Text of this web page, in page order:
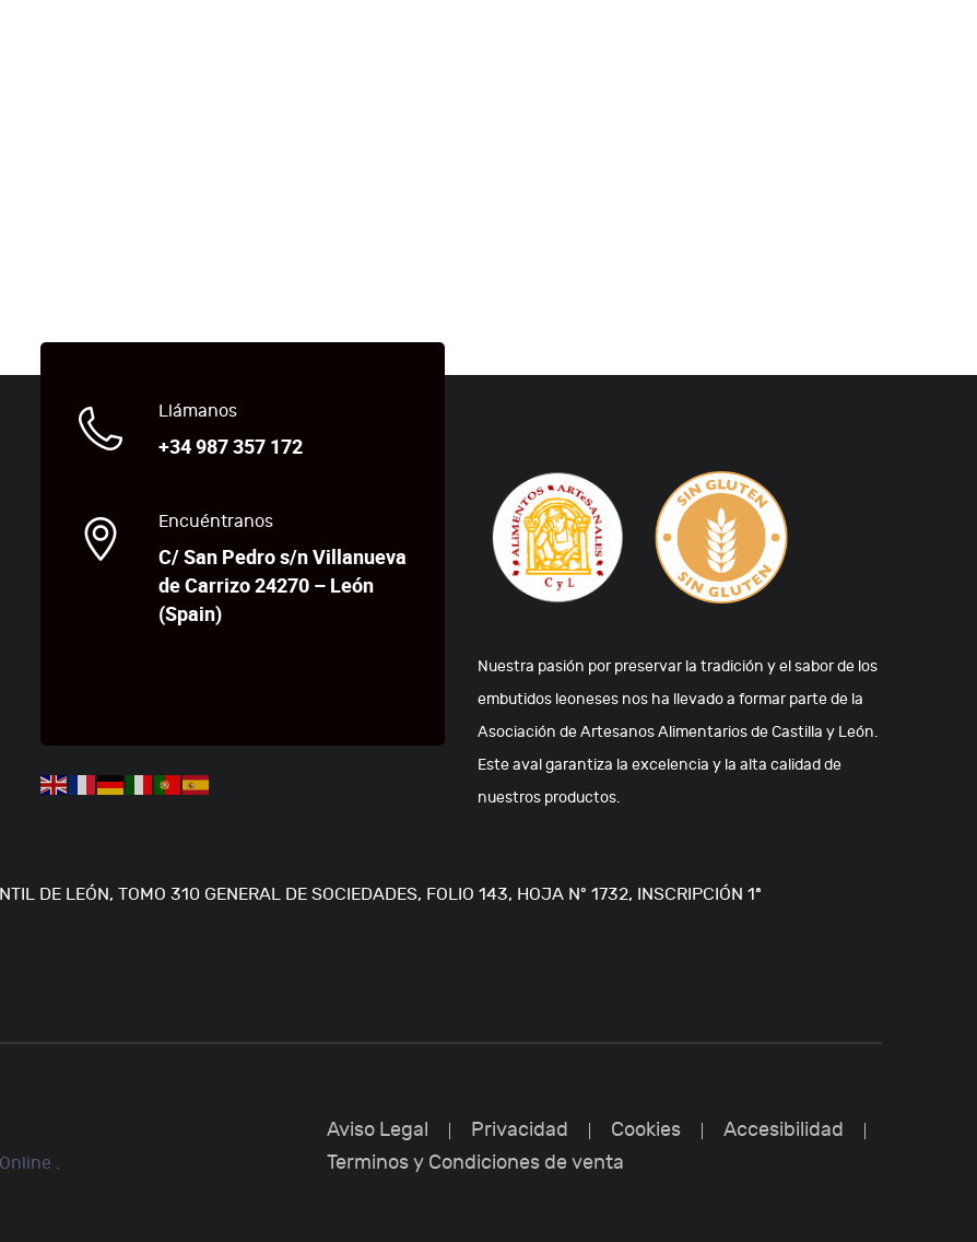
Llámanos
+34 987 357 172
Encuéntranos
C/ San Pedro s/n Villanueva
de Carrizo 24270 – León
(Spain)
Nuestra pasión por preservar la tradición y el sabor de los
embutidos leoneses nos ha llevado a formar parte de la
Asociación de Artesanos Alimentarios de Castilla y León.
Este aval garantiza la excelencia y la alta calidad de
nuestros productos.
DE LEÓN, TOMO 310 GENERAL DE SOCIEDADES, FOLIO 143, HOJA Nº 1732, INSCRIPCIÓN 1ª
.
Aviso Legal Privacidad Cookies
Accesibilidad
Terminos y Condiciones de venta